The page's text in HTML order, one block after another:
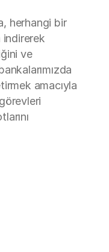
herhangi bir
indirerek
ve
amacıyla